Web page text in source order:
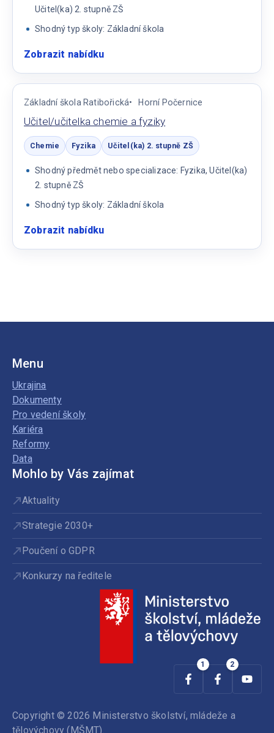
Učitel(ka) 2. stupně ZŠ
Shodný typ školy: Základní škola
Zobrazit nabídku:
2.
stupně
školy,
český
jazyk
Základní škola Ratibořická Horní Počernice
Učitel/učitelka chemie a fyziky
Chemie Fyzika Učitel(ka) 2. stupně ZŠ
Shodný předmět nebo specializace: Fyzika, Učitel(ka)
2. stupně ZŠ
Shodný typ školy: Základní škola
Zobrazit nabídku:
Menu
Ukrajina
Dokumenty
Pro vedení školy
Kariéra
Reformy
Data
Mohlo by Vás zajímat
Aktuality
Strategie 2030+
Poučení o GDPR
Konkurzy na ředitele
Copyright © 2026 Ministerstvo školství, mládeže a
tělovýchovy (MŠMT).